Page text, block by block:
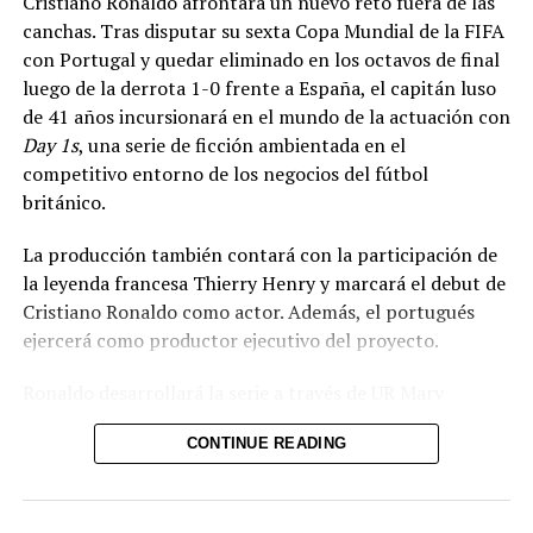
Ferrari, informó en X que las instituciones del fútbol
europeo sostendrían una reunión de urgencia para
abordar el proyecto, el cual también ha generado una
fuerte oposición entre las federaciones nacionales.
La Federación Inglesa (FA) afirmó estar
«profundamente preocupada», mientras que la
propuesta como «un absoluto ataque contra el fútbol».
Las reacciones también surgieron fuera de Europa. La
Confederación de Norte, Centroamérica y el Caribe
(Concacaf) y la Confederación Asiática de Fútbol (AFC)
La FIFA sostiene que la FFE obtendría $4,200 millones
este año y asegura que todos sus beneficios netos serán
canchas. Tras disputar su sexta Copa Mundial de la FIFA
con Portugal y quedar eliminado en los octavos de final
luego de la derrota 1-0 frente a España, el capitán luso
de 41 años incursionará en el mundo de la actuación con
Day 1s, una serie de ficción ambientada en el
competitivo entorno de los negocios del fútbol
británico.
La producción también contará con la participación de
la leyenda francesa Thierry Henry y marcará el debut de
Cristiano Ronaldo como actor. Además, el portugués
ejercerá como productor ejecutivo del proyecto.
Studios, empresa que fundó en 2025 junto al director
Matthew Vaughn, reconocido por trabajos como
plataformas destreamingcompiten por obtener los
CONTINUE READING